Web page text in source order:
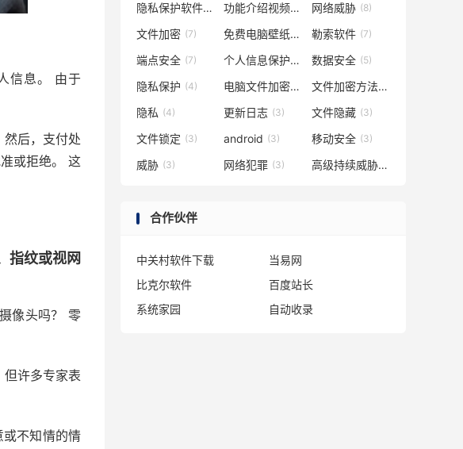
信息。 由于
后，支付处
或拒绝。 这
指纹或视网
像头吗？ 零
许多专家表
不知情的情
隐私保护软件
(8) 功能介绍视频(8) 网络威胁 (8)
文件加密 (7) 免费电脑壁纸(7) 勒索软件 (7)
端点安全 (7) 个人信息保护(5) 数据安全 (5)
隐私保护 (4) 电脑文件加密(4) 文件加密方法(4)
隐私 (4) 更新日志 (3) 文件隐藏 (3)
文件锁定 (3) android (3) 移动安全 (3)
威胁 (3) 网络犯罪 (3) 高级持续威胁(3)
合作伙伴
中关村软件下载
当易网
比克尔软件
百度站长
系统家园
自动收录